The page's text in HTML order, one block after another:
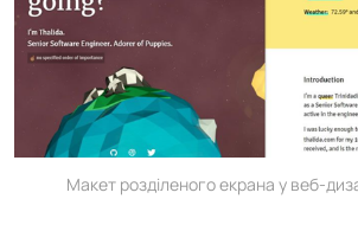
Макет розділеного екрана у веб-